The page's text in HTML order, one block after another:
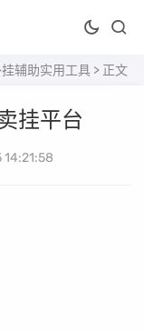
辅助实用工具 > 正文
挂平台